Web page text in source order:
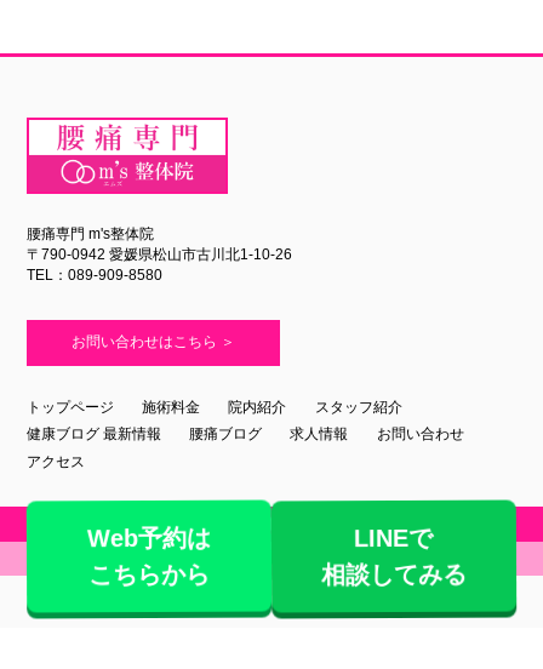
腰痛専門 m's整体院
〒790-0942 愛媛県松山市古川北1-10-26
TEL：089-909-8580
お問い合わせはこちら ＞
トップページ 施術料金 院内紹介
スタッフ紹介
健康ブログ 最新情報
腰痛ブログ 求人情報
お問い合わせ
アクセス
Copyright ©
Web予約は
こちらから
LINEで
相談してみる